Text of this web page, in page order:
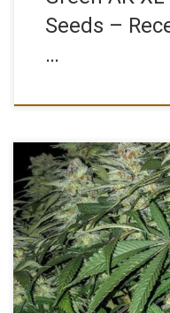
Seeds –
…
Nasiona Marihuany: White